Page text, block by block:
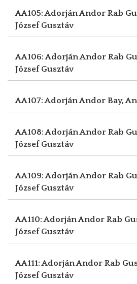
AA105: Adorján Andor Rab
József Gusztáv
AA106: Adorján Andor Rab
József Gusztáv
AA107: Adorján Andor Bay,
AA108: Adorján Andor Rab
József Gusztáv
AA109: Adorján Andor Rab
József Gusztáv
AA110: Adorján Andor Rab
József Gusztáv
AA111: Adorján Andor Rab
József Gusztáv